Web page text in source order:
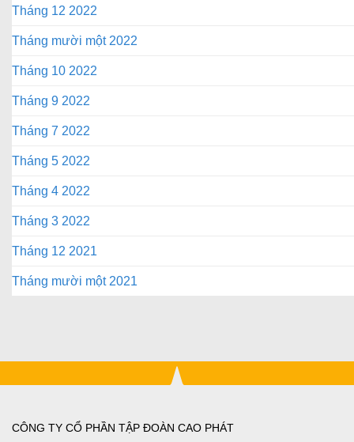
Tháng 12 2022
Tháng mười một 2022
Tháng 10 2022
Tháng 9 2022
Tháng 7 2022
Tháng 5 2022
Tháng 4 2022
Tháng 3 2022
Tháng 12 2021
Tháng mười một 2021
CÔNG TY CỔ PHẦN TẬP ĐOÀN CAO PHÁT